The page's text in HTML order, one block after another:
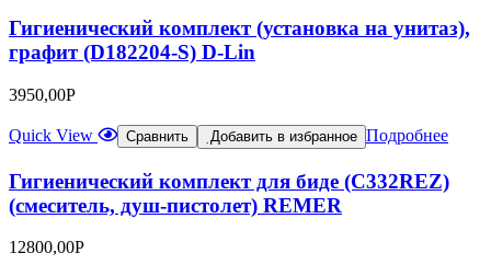
Гигиенический комплект (установка на унитаз),
графит (D182204-S) D-Lin
3950,00Р
Quick View Сравнить Добавить в избранное Подробнее
Гигиенический комплект для биде (С332REZ)
(смеситель, душ-пистолет) REMER
12800,00Р